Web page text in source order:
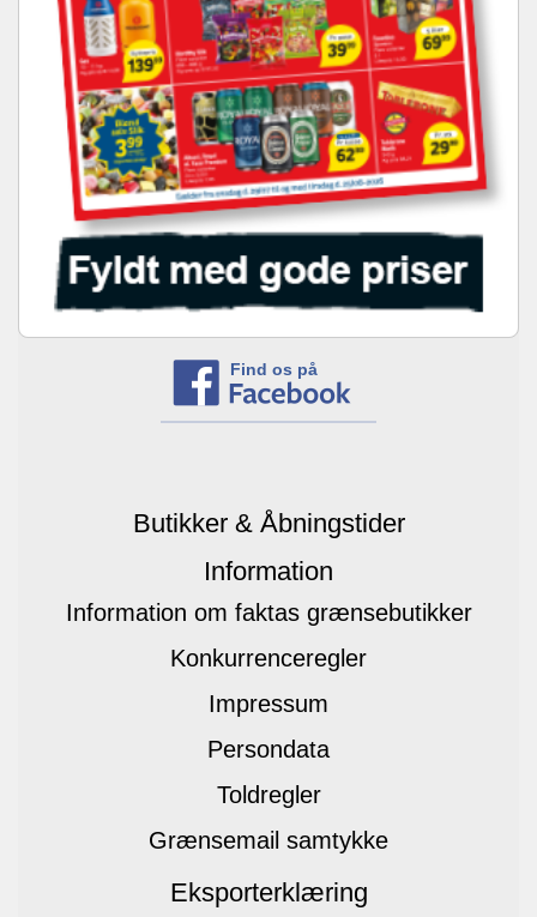
Find os på
Butikker & Åbningstider
Information
Information om faktas grænsebutikker
Konkurrenceregler
Impressum
Persondata
Toldregler
Grænsemail samtykke
Eksporterklæring